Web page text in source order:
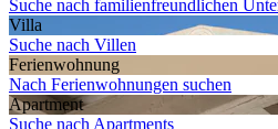
Suche nach familienfreundlichen
Villa
Suche nach Villen
Ferien­wohnung
Nach Ferienwohnungen suchen
Apartment
Suche nach Apartments